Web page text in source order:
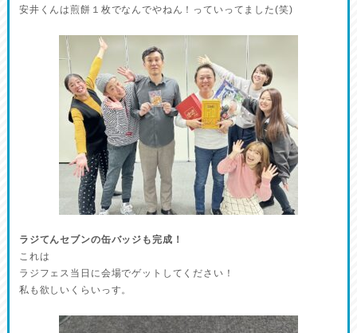
安井くんは煎餅１枚でなんでやねん！っていってました(笑)
ラジてんセブンの缶バッジも完成！
これは
ラジフェス当日に会場でゲットしてください！
私も欲しいくらいっす。